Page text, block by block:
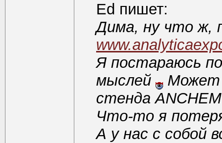
Ed пишет:
Дима, ну что ж,
Я постараюсь
мыслей
Может
стенда
Что-то я
А у нас с собой